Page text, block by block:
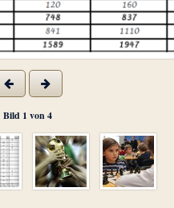
Bild 1 von4